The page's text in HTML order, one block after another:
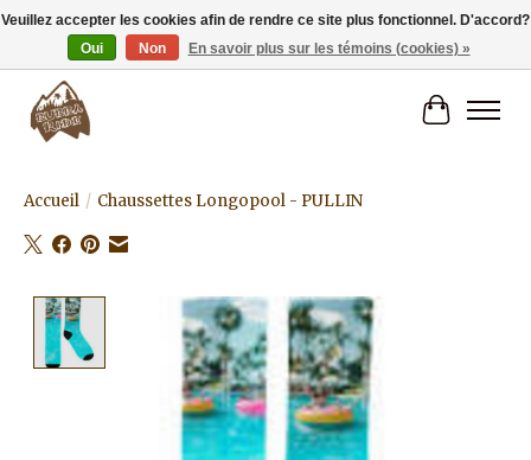
Livraison gratuite à partir de 80€.
Panier
Accueil / Chaussettes Longopool - PULLIN
Product image slideshow Items
Veuillez accepter les cookies afin de rendre ce site plus fonctionnel. D'accord?
Oui
Non En savoir plus sur les témoins (cookies) »